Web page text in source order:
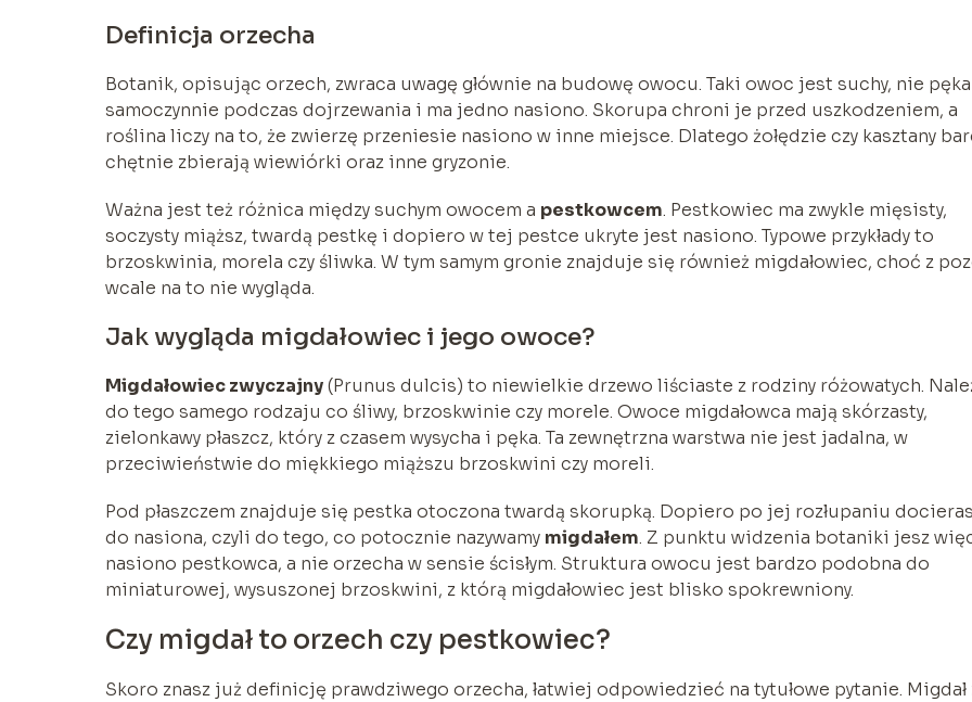
Definicja orzecha
Botanik, opisując orzech, zwraca uwagę głównie na budowę owocu. Taki owoc jest suchy, nie pęka
samoczynnie podczas dojrzewania i ma jedno nasiono. Skorupa chroni je przed uszkodzeniem, a
roślina liczy na to, że zwierzę przeniesie nasiono w inne miejsce. Dlatego żołędzie czy kasztany
chętnie zbierają wiewiórki oraz inne gryzonie.
Ważna jest też różnica między suchym owocem a pestkowcem. Pestkowiec ma zwykle mięsisty,
soczysty miąższ, twardą pestkę i dopiero w tej pestce ukryte jest nasiono. Typowe przykłady to
brzoskwinia, morela czy śliwka. W tym samym gronie znajduje się również migdałowiec, choć z
wcale na to nie wygląda.
Jak wygląda migdałowiec i jego owoce?
Migdałowiec zwyczajny(Prunus dulcis) to niewielkie drzewo liściaste z rodziny różowatych.
do tego samego rodzaju co śliwy, brzoskwinie czy morele. Owoce migdałowca mają skórzasty,
zielonkawy płaszcz, który z czasem wysycha i pęka. Ta zewnętrzna warstwa nie jest jadalna, w
przeciwieństwie do miękkiego miąższu brzoskwini czy moreli.
Pod płaszczem znajduje się pestka otoczona twardą skorupką. Dopiero po jej rozłupaniu
do nasiona, czyli do tego, co potocznie nazywamy migdałem. Z punktu widzenia botaniki jesz
nasiono pestkowca, a nie orzecha w sensie ścisłym. Struktura owocu jest bardzo podobna do
miniaturowej, wysuszonej brzoskwini, z którą migdałowiec jest blisko spokrewniony.
Czy migdał to orzech czy pestkowiec?
Skoro znasz już definicję prawdziwego orzecha, łatwiej odpowiedzieć na tytułowe pytanie. Migdał